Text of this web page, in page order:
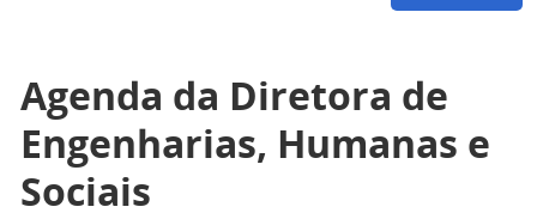
Agenda da Diretora de
Engenharias, Humanas e
Sociais